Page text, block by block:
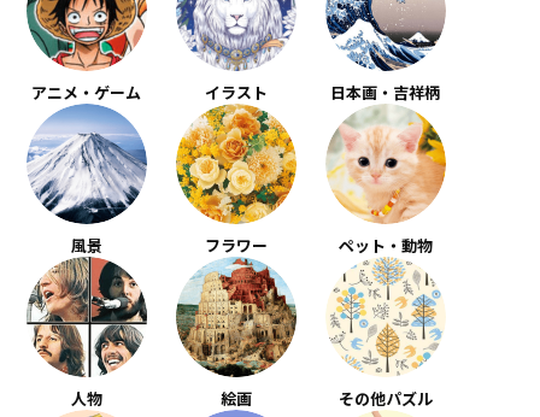
アニメ・ゲーム イラスト 日本画・吉祥柄
風景 フラワー ペット・動物
人物 絵画 その他パズル